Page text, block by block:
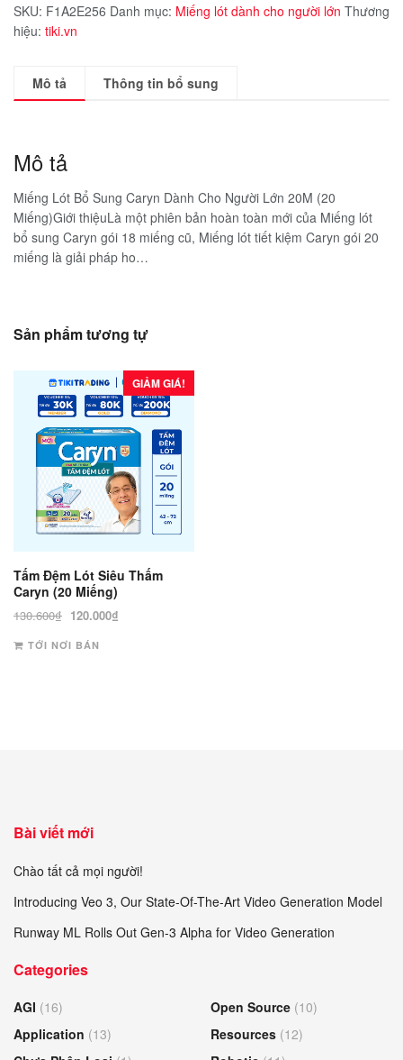
SKU: F1A2E256 Danh mục: Miếng lót dành cho người lớn Thương
hiệu: tiki.vn
Mô tả Thông tin bổ sung
Mô tả
Miếng Lót Bổ Sung Caryn Dành Cho Người Lớn 20M (20
Miếng)Giới thiệuLà một phiên bản hoàn toàn mới của Miếng lót
bổ sung Caryn gói 18 miếng cũ, Miếng lót tiết kiệm Caryn gói 20
miếng là giải pháp ho…
Sản phẩm tương tự
GIẢM GIÁ!
Tấm Đệm Lót Siêu Thấm
Caryn (20 Miếng)
130.600₫ Giá
là:
120.000₫
TỚI NƠI BÁN
Bài viết mới
Chào tất cả mọi người!
Introducing Veo 3, Our State-Of-The-Art Video Generation Model
Runway ML Rolls Out Gen-3 Alpha for Video Generation
Categories
AGI (16)
Application (13)
Open Source (10)
Resources (12)